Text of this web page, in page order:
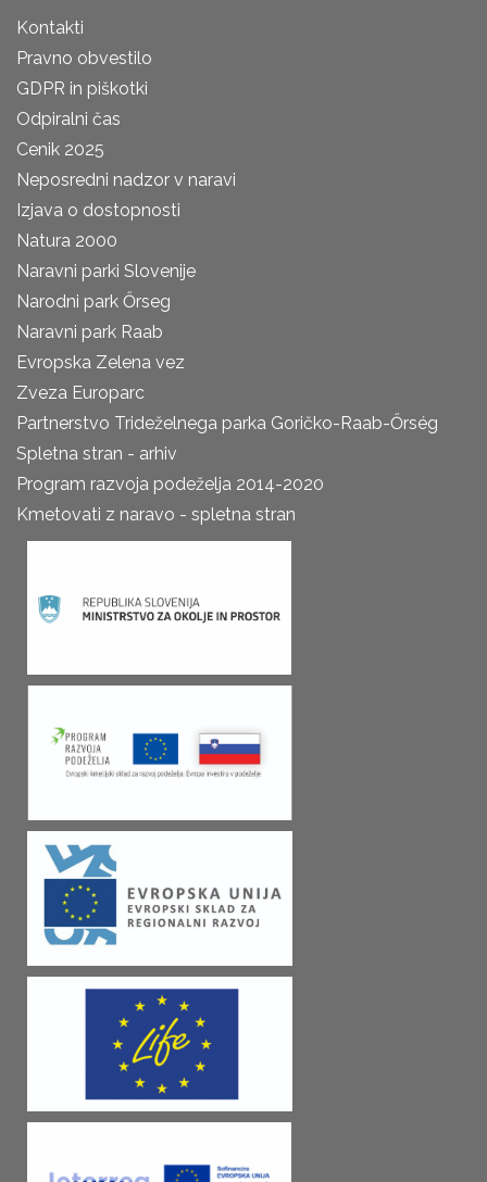
Kontakti
Pravno obvestilo
GDPR in piškotki
Odpiralni čas
Cenik 2025
Neposredni nadzor v naravi
Izjava o dostopnosti
Natura 2000
Naravni parki Slovenije
Narodni park Őrseg
Naravni park Raab
Evropska Zelena vez
Zveza Europarc
Partnerstvo Trideželnega parka Goričko-Raab-Őrség
Spletna stran - arhiv
Program razvoja podeželja 2014-2020
Kmetovati z naravo - spletna stran